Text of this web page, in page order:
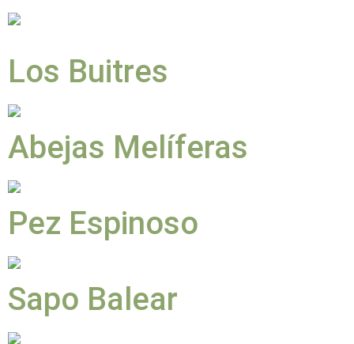
Los Buitres
Abejas Melíferas
Pez Espinoso
Sapo Balear